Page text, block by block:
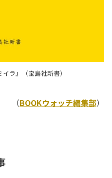
ラ』（宝島社新書）
（BOOKウォッチ編集部）